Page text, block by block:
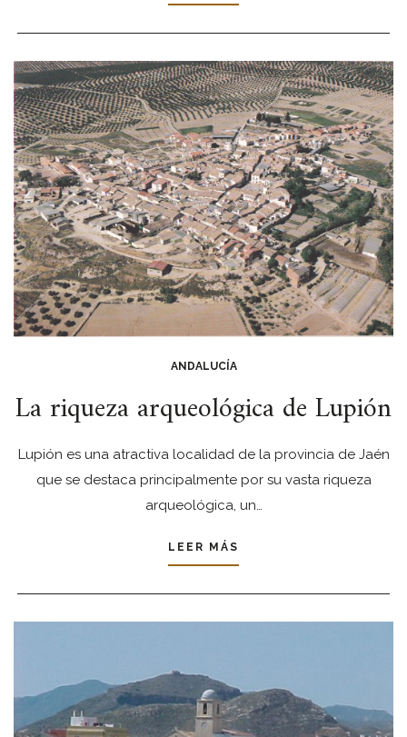
ANDALUCÍA
La riqueza arqueológica de Lupión
Lupión es una atractiva localidad de la provincia de Jaén
que se destaca principalmente por su vasta riqueza
arqueológica, un…
LEER MÁS